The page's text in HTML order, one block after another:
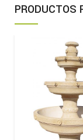
PRODUCTOS